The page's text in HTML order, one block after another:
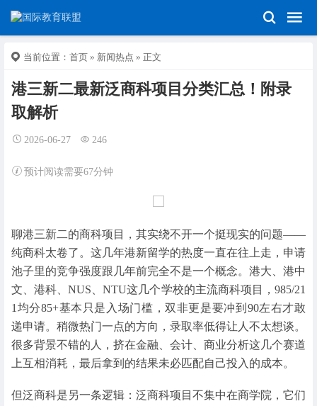
当前位置： 首页 » 新闻热点 » 正文
港三新二最新泛商科项目分类汇总！附录
取解析
2026-06-27 246
预计阅读需要67分钟
聊港三新二的商科项目，其实绕不开一个挺现实的问题——
纯商科太卷了。这几年港新留学的热度一直在往上走，申请
池子里的竞争强度跟几年前完全不是一个概念。港大、港中
文、港科、NUS、NTU这几个学校的主流商科项目，985/21
1均分85+基本只是入场门槛，双非更是要冲到90左右才敢
递申请。稍微热门一点的方向，录取率低得让人不太想谈。
很多背景不错的人，挤在金融、会计、商业分析这几个赛道
上互相消耗，最后拿到的结果未必匹配自己投入的成本。
但泛商科是另一条逻辑：泛商科项目不集中在商学院，它们